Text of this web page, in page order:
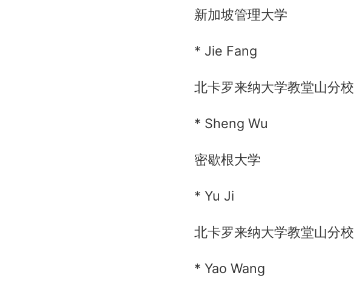
新加坡管理大学
* Jie Fang
北卡罗来纳大学教堂山分校
* Sheng Wu
密歇根大学
* Yu Ji
北卡罗来纳大学教堂山分校
* Yao Wang